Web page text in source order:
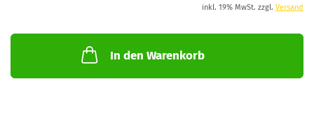
inkl. 19% MwSt. zzgl. Versand
In den Warenkorb